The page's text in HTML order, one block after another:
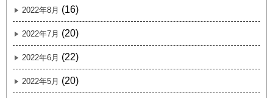
2022年8月 (16)
2022年7月 (20)
2022年6月 (22)
2022年5月 (20)